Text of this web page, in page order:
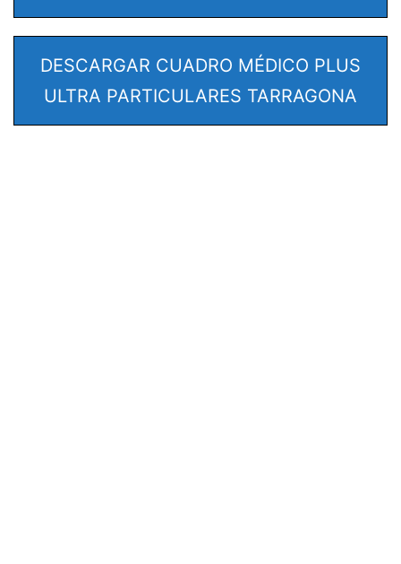
DESCARGAR CUADRO MÉDICO PLUS
ULTRA PARTICULARES TARRAGONA